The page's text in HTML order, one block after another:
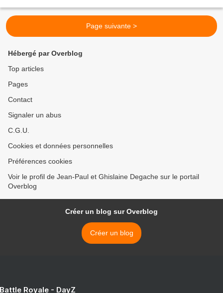
Page suivante >
Hébergé par Overblog
Top articles
Pages
Contact
Signaler un abus
C.G.U.
Cookies et données personnelles
Préférences cookies
Voir le profil de Jean-Paul et Ghislaine Degache sur le portail
Overblog
Créer un blog sur Overblog
Créer un blog
Royale - DayZ